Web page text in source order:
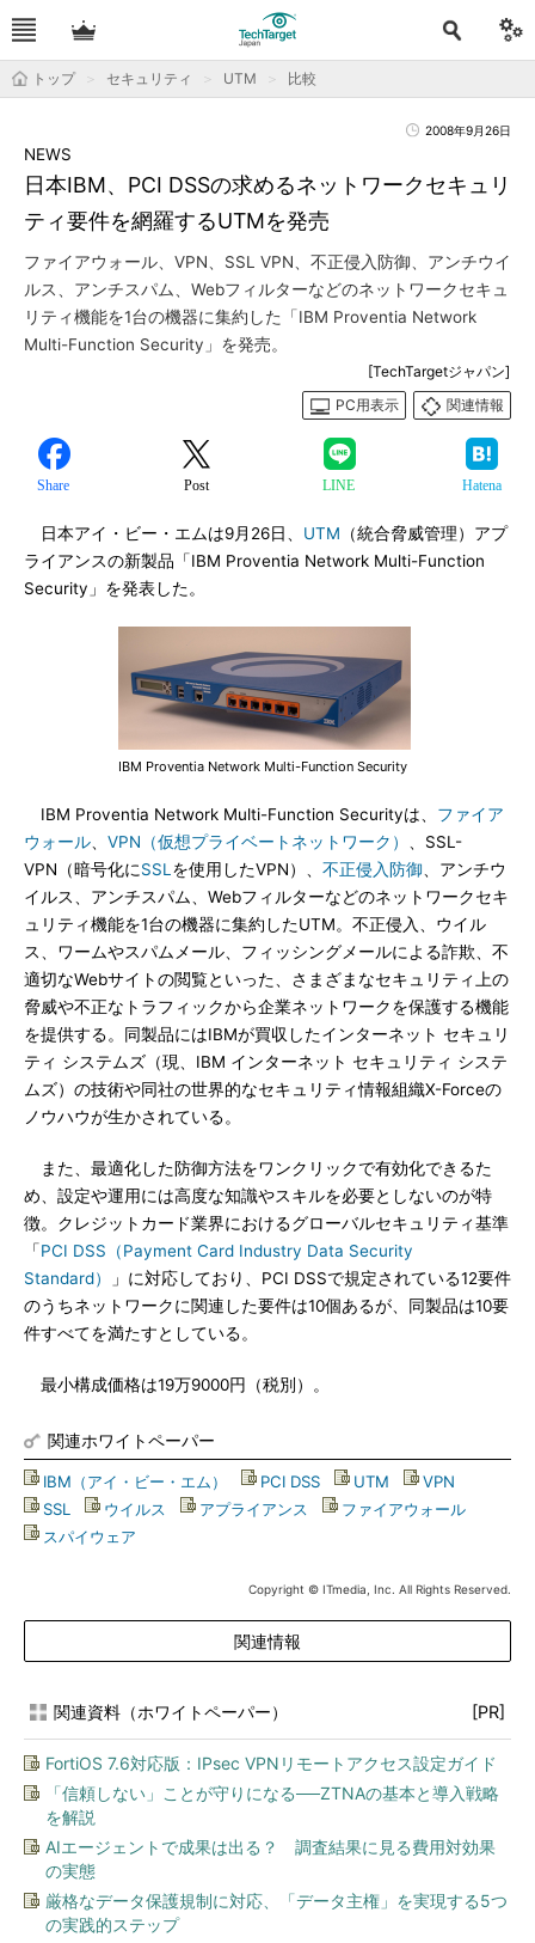
トップ セキュリティ UTM 比較
2008年9月26日
日本IBM、PCI DSSの求めるネットワークセキュリ
ティ要件を網羅するUTMを発売
NEWS
ファイアウォール、VPN、SSL VPN、不正侵入防御、アンチウイ
ルス、アンチスパム、Webフィルターなどのネットワークセキュ
リティ機能を1台の機器に集約した「IBM Proventia Network
Multi-Function Security」を発売。
[TechTargetジャパン]
PC用表示
関連情報
Share Post LINE Hatena
日本アイ・ビー・エムは9月26日、 UTM （統合脅威管理）アプ
ライアンスの新製品「IBM Proventia Network Multi-Function
Security」を発表した。
IBM Proventia Network Multi-Function Security
IBM Proventia Network Multi-Function Securityは、 ファイア
ウォール
VPN（仮想プライベートネットワーク）
、SSL-
VPN（暗号化にSSL を使用したVPN）、 不正侵入防御 、アンチウ
イルス、アンチスパム、Webフィルターなどのネットワークセキ
ュリティ機能を1台の機器に集約したUTM。不正侵入、ウイル
ス、ワームやスパムメール、フィッシングメールによる詐欺、不
適切なWebサイトの閲覧といった、さまざまなセキュリティ上の
脅威や不正なトラフィックから企業ネットワークを保護する機能
を提供する。同製品にはIBMが買収したインターネット セキュリ
ティ システムズ（現、IBM インターネット セキュリティ システ
ムズ）の技術や同社の世界的なセキュリティ情報組織X-Forceの
ノウハウが生かされている。
また、最適化した防御方法をワンクリックで有効化できるた
め、設定や運用には高度な知識やスキルを必要としないのが特
徴。クレジットカード業界におけるグローバルセキュリティ基準
「PCI DSS（Payment Card Industry Data Security
Standard）
」に対応しており、PCI DSSで規定されている12要件
のうちネットワークに関連した要件は10個あるが、同製品は10要
件すべてを満たすとしている。
最小構成価格は19万9000円（税別）。
関連ホワイトペーパー
IBM（アイ・ビー・エム） PCI DSS UTM VPN
SSL
ウイルス アプライアンス ファイアウォール
スパイウェア
Copyright © ITmedia, Inc. All Rights Reserved.
関連情報
関連資料（ホワイトペーパー） [PR]
FortiOS 7.6対応版：IPsec VPNリモートアクセス設定ガイド
「信頼しない」ことが守りになる──ZTNAの基本と導入戦略
を解説
AIエージェントで成果は出る？ 調査結果に見る費用対効果
の実態
厳格なデータ保護規制に対応、「データ主権」を実現する5つ
の実践的ステップ